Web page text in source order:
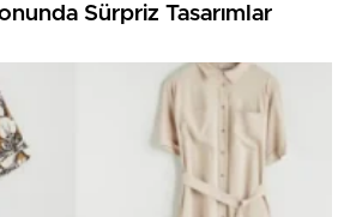
Sürpriz Tasarımlar